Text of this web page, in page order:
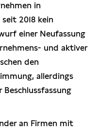
in
2018 kein
einer Neufassung
und aktiver
den
allerdings
an Firmen mit